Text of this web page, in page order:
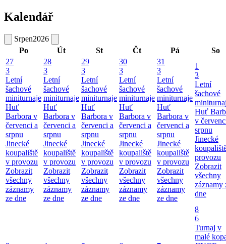
Kalendář
Srpen2026
Po
Út St Čt Pá
So
27
3
Letní
šachové
miniturnaje
Huť
Barbora v
červenci a
srpnu
Jinecké
koupaliště
v provozu
Zobrazit
všechny
záznamy
ze dne
28
3
Letní
šachové
miniturnaje
Huť
Barbora v
červenci a
srpnu
Jinecké
koupaliště
v provozu
Zobrazit
všechny
záznamy
ze dne
29
3
Letní
šachové
miniturnaje
Huť
Barbora v
červenci a
srpnu
Jinecké
koupaliště
v provozu
Zobrazit
všechny
záznamy
ze dne
30
3
Letní
šachové
miniturnaje
Huť
Barbora v
červenci a
srpnu
Jinecké
koupaliště
v provozu
Zobrazit
všechny
záznamy
ze dne
31
3
Letní
šachové
miniturnaje
Huť
Barbora v
červenci a
srpnu
Jinecké
koupaliště
v provozu
Zobrazit
všechny
záznamy
ze dne
1
3
Letní
šachové
Huť
v
srpnu
Jinecké
provozu
Zobrazit
všechny
záznamy
dne
8
6
Turnaj v
malé